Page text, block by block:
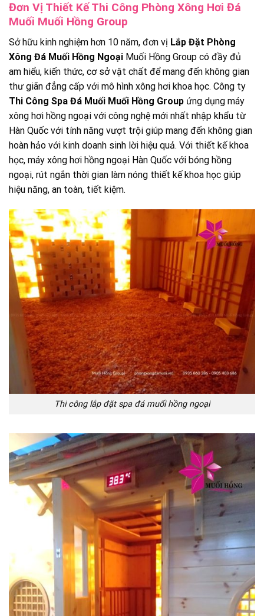
Đơn Vị Thiết Kế Thi Công Phòng Xông Hơi Đá
Muối Muối Hồng Group
Sở hữu kinh nghiệm hơn 10 năm, đơn vị Lắp Đặt Phòng
Xông Đá Muối Hồng Ngoại Muối Hồng Group có đầy đủ
am hiểu, kiến thức, cơ sở vật chất để mang đến không gian
thư giãn đẳng cấp với mô hình xông hơi khoa học. Công ty
Thi Công Spa Đá Muối Muối Hồng Group ứng dụng máy
xông hơi hồng ngoại với công nghệ mới nhất nhập khẩu từ
Hàn Quốc với tính năng vượt trội giúp mang đến không gian
hoàn hảo với kinh doanh sinh lời hiệu quả. Với thiết kế khoa
học, máy xông hơi hồng ngoại Hàn Quốc với bóng hồng
ngoại, rút ngắn thời gian làm nóng thiết kế khoa học giúp
hiệu năng, an toàn, tiết kiệm.
Thi công lắp đặt spa đá muối hồng ngoại